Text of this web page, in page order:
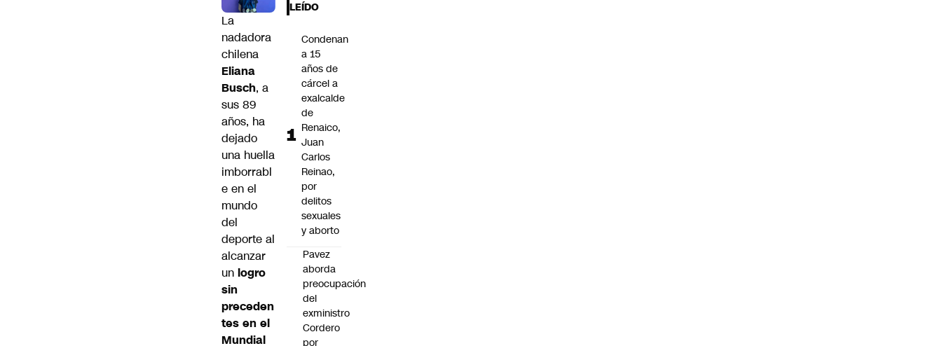
La
nadadora
chilena
Eliana
Busch, a
sus 89
años, ha
dejado
una huella
imborrabl
e en el
mundo
del
deporte al
alcanzar
un logro
sin
preceden
tes en el
Mundial
LEÍDO
Condenan
a 15
años de
cárcel a
exalcalde
de
Renaico,
Juan
Carlos
Reinao,
por
delitos
sexuales
y aborto
Pavez
aborda
preocupación
del
exministro
Cordero
por